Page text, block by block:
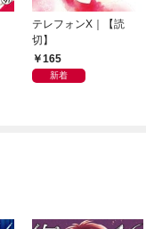
テレフォンX｜【読
切】
165
新着